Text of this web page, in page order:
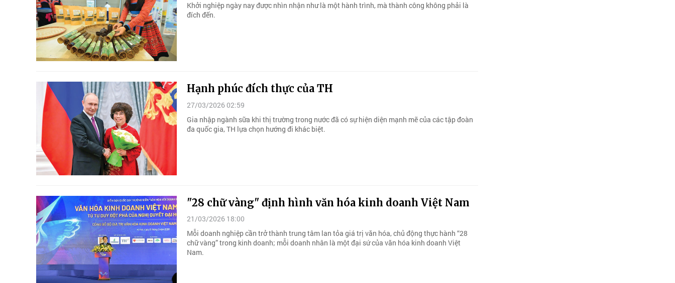
Khởi nghiệp ngày nay được nhìn nhận như là một hành trình, mà thành công không phải là
đích đến.
Hạnh phúc đích thực của TH
27/03/2026 02:59
Gia nhập ngành sữa khi thị trường trong nước đã có sự hiện diện mạnh mẽ của các tập đoàn
đa quốc gia, TH lựa chọn hướng đi khác biệt.
"28 chữ vàng" định hình văn hóa kinh doanh Việt Nam
21/03/2026 18:00
Mỗi doanh nghiệp cần trở thành trung tâm lan tỏa giá trị văn hóa, chủ động thực hành “28
chữ vàng” trong kinh doanh; mỗi doanh nhân là một đại sứ của văn hóa kinh doanh Việt
Nam.